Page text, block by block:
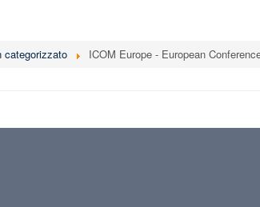
categorizzato ICOM Europe - European